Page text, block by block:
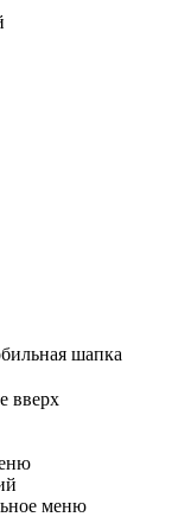
шапка
вверх
меню